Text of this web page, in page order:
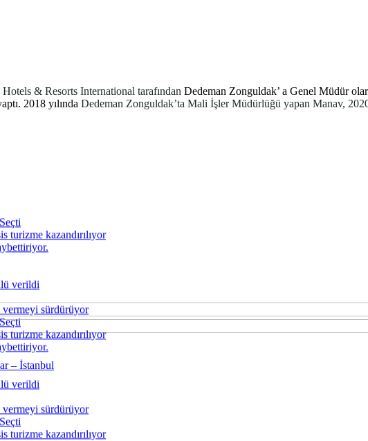
& Resorts International tarafından Dedeman Zonguldak’ a Genel Müdür
2018 yılında Dedeman Zonguldak’ta Mali İşler Müdürlüğü yapan Manav,
turizme kazandırılıyor
verildi
vermeyi sürdürüyor
turizme kazandırılıyor
verildi
vermeyi sürdürüyor
turizme kazandırılıyor
– İstanbul